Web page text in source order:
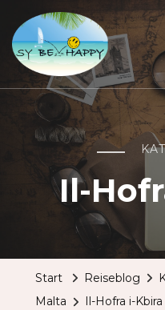
Sailing Be
ein Traum wird wahr
Il-
Start Reiseblog
Malta
Il-Hofra i-Kbira